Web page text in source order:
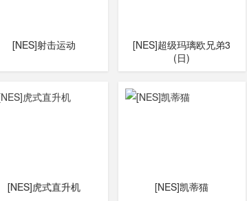
[NES]射击运动
[NES]超级玛璃欧兄弟3
(日)
[NES]虎式直升机 [NES]凯蒂猫